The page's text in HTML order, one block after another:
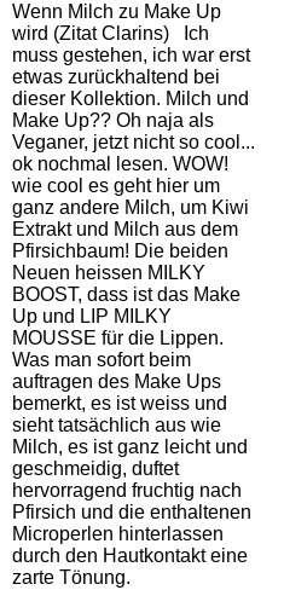
Wenn Milch zu Make Up
wird (Zitat Clarins) Ich
muss gestehen, ich war erst
etwas zurückhaltend bei
dieser Kollektion. Milch und
Make Up?? Oh naja als
Veganer, jetzt nicht so cool...
ok nochmal lesen. WOW!
wie cool es geht hier um
ganz andere Milch, um Kiwi
Extrakt und Milch aus dem
Pfirsichbaum! Die beiden
Neuen heissen MILKY
BOOST, dass ist das Make
Up und LIP MILKY
MOUSSE für die Lippen.
Was man sofort beim
auftragen des Make Ups
bemerkt, es ist weiss und
sieht tatsächlich aus wie
Milch, es ist ganz leicht und
geschmeidig, duftet
hervorragend fruchtig nach
Pfirsich und die enthaltenen
Microperlen hinterlassen
durch den Hautkontakt eine
zarte Tönung.